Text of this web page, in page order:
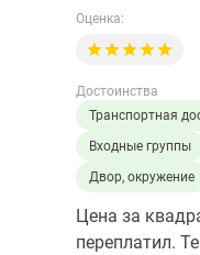
Оценка:
Достоинства
Транспортная
Входные группы
Двор, окружение
Цена за
переплатил.